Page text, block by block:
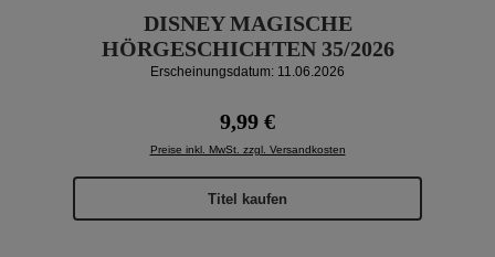
DISNEY MAGISCHE
HÖRGESCHICHTEN 35/2026
Erscheinungsdatum: 11.06.2026
Regulärer Preis:
9,99 €
Preise inkl. MwSt. zzgl. Versandkosten
Titel kaufen